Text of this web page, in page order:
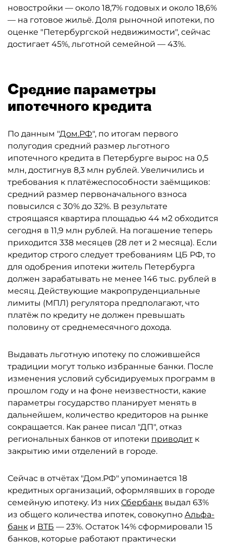
новостройки — около 18,7% годовых и около 18,6%
— на готовое жильё. Доля рыночной ипотеки, по
оценке "Петербургской недвижимости", сейчас
достигает 45%, льготной семейной — 43%.
Средние параметры
ипотечного кредита
По данным "Дом.РФ", по итогам первого
полугодия средний размер льготного
ипотечного кредита в Петербурге вырос на 0,5
млн, достигнув 8,3 млн рублей. Увеличились и
требования к платёжеспособности заёмщиков:
средний размер первоначального взноса
повысился с 30% до 32%. В результате
строящаяся квартира площадью 44 м2 обходится
сегодня в 11,9 млн рублей. На погашение теперь
приходится 338 месяцев (28 лет и 2 месяца). Если
кредитор строго следует требованиям ЦБ РФ, то
для одобрения ипотеки житель Петербурга
должен зарабатывать не менее 146 тыс. рублей в
месяц. Действующие макропруденциальные
лимиты (МПЛ) регулятора предполагают, что
платёж по кредиту не должен превышать
половину от среднемесячного дохода.
Выдавать льготную ипотеку по сложившейся
традиции могут только избранные банки. После
изменения условий субсидируемых программ в
прошлом году и на фоне неизвестности, какие
параметры государство планирует менять в
дальнейшем, количество кредиторов на рынке
сокращается. Как ранее писал "ДП", отказ
региональных банков от ипотеки приводит к
закрытию ими отделений в городе.
Сейчас в отчётах "Дом.РФ" упоминается 18
кредитных организаций, оформлявших в городе
семейную ипотеку. Из них Сбербанк выдал 63%
из общего количества ипотек, совокупно Альфа-
банк и ВТБ — 23%. Остаток 14% сформировали 15
банков, которые работают практически